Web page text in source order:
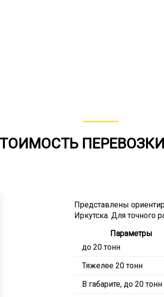
Представлены
Иркутска. Для точного
Параметры
до 20 тонн
Тяжелее 20 тонн
В габарите, до 20 тонн